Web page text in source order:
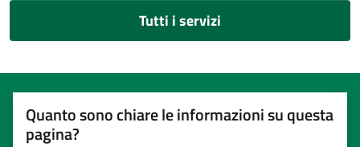
Tutti i servizi
Quanto sono chiare le informazioni su questa
pagina?